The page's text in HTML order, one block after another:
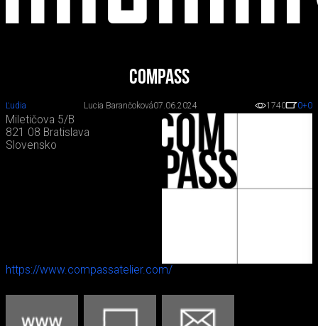
Compass
Ľudia Lucia Barančoková07.06.2024 1740 0+0
Miletičova 5/B
821 08 Bratislava
Slovensko
https://www.compassatelier.com/